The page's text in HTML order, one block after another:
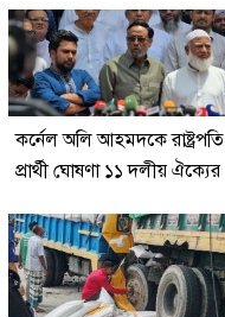
কর্নেল অলি আহমদকে রাষ্ট্রপতি
প্রার্থী ঘোষণা ১১ দলীয় ঐক্যের